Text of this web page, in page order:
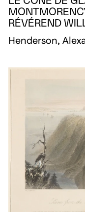
RÉVÉREND
Henderson,